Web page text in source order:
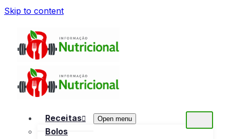
Skip to content
Receitas Open menu
Bolos